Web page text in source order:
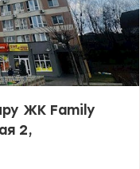
безналичному расчету.
ЖК Family
2,